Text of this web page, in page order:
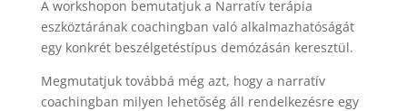
A workshopon bemutatjuk a Narratív terápia
eszköztárának coachingban való alkalmazhatóságát
egy konkrét beszélgetéstípus demózásán keresztül.
Megmutatjuk továbbá még azt, hogy a narratív
coachingban milyen lehetőség áll rendelkezésre egy